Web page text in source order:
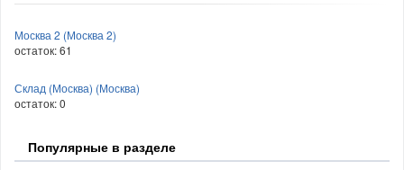
Москва 2 (Москва 2)
остаток:61
Склад (Москва) (Москва)
остаток:0
Популярные в разделе